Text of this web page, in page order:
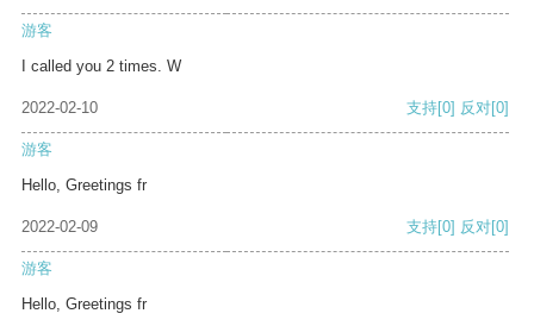
游客
I called you 2 times. W
2022-02-10 支持[0] 反对[0]
游客
Hello, Greetings fr
2022-02-09 支持[0] 反对[0]
游客
Hello, Greetings fr